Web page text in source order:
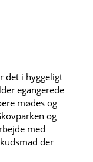
det i hyggeligt
egangerede
mødes og
og
med
der